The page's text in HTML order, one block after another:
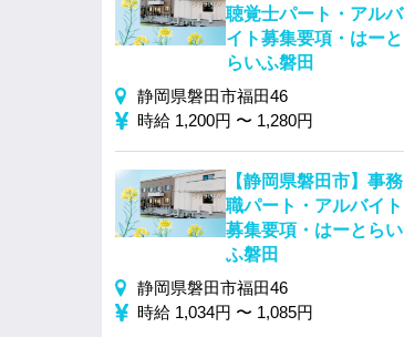
聴覚士パート・アルバ
イト募集要項・はーと
らいふ磐田
静岡県磐田市福田46
時給 1,200円 〜 1,280円
【静岡県磐田市】事務
職パート・アルバイト
募集要項・はーとらい
ふ磐田
静岡県磐田市福田46
時給 1,034円 〜 1,085円